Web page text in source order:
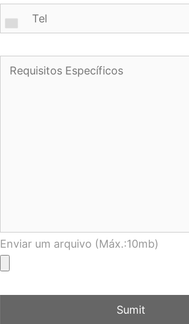
Enviar um arquivo (Máx.:10mb)